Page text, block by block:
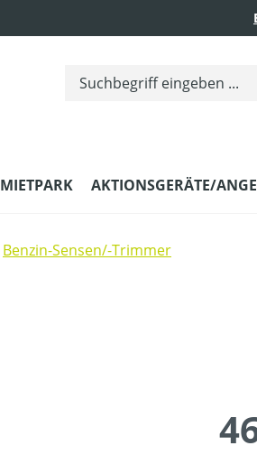
MIETPARK AKTIONSGERÄTE/
Benzin-Sensen/-Trimmer